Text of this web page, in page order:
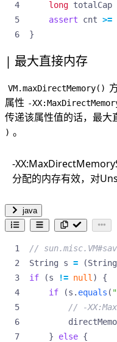
long totalCap
assert
cnt >=
}
最大直接内存
VM.maxDirectMemory()
属性 -
传递该属性值的话，最大
) 。
-
分配的内存有效，对
java
//
String
s = (String
if
(s != null )
{
if
(s . equals (
// -
}
else {